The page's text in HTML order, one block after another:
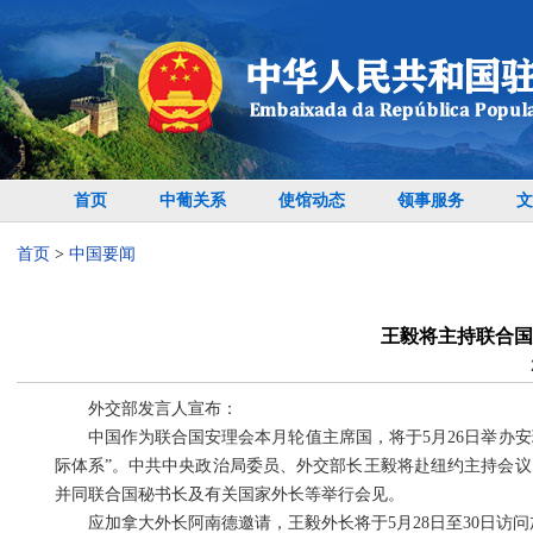
首页 中葡关系 使馆动态 领事服务
首页 > 中国要闻
王毅将主持联合
外交部发言人宣布：
中国作为联合国安理会本月轮值主席国，将于5月26日举办
际体系”。中共中央政治局委员、外交部长王毅将赴纽约主持会
并同联合国秘书长及有关国家外长等举行会见。
应加拿大外长阿南德邀请，王毅外长将于5月28日至30日访